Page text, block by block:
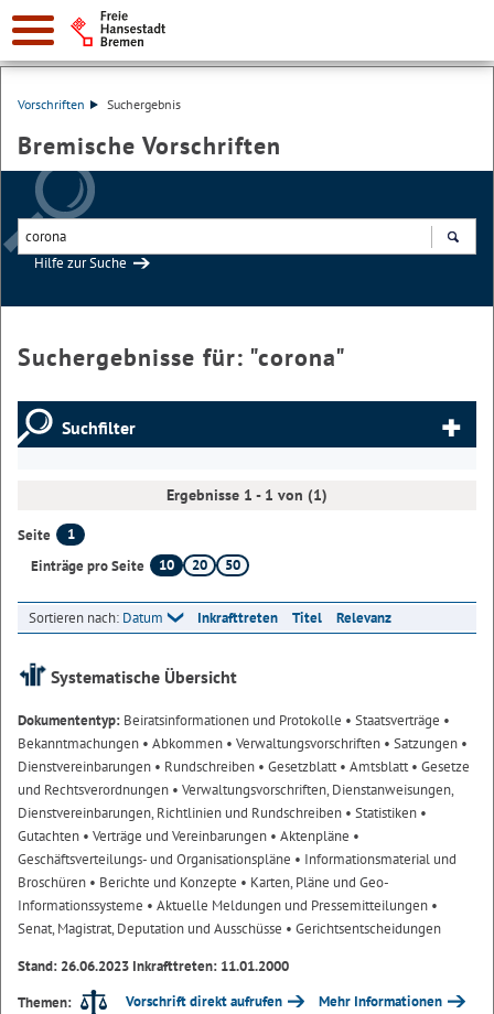
Vorschriften Suchergebnis
Bremische Vorschriften
Hilfe zur Suche
Suchergebnisse für: "corona"
Suchfilter
Ergebnisse 1 - 1 von (1)
Seite
1
Einträge pro Seite
10 20 50
Sortieren nach: Datum Inkrafttreten Titel Relevanz
Systematische Übersicht
Dokumententyp: Beiratsinformationen und Protokolle • Staatsverträge •
Bekanntmachungen • Abkommen • Verwaltungsvorschriften • Satzungen •
Dienstvereinbarungen • Rundschreiben • Gesetzblatt• Amtsblatt• Gesetze
und Rechtsverordnungen • Verwaltungsvorschriften, Dienstanweisungen,
Dienstvereinbarungen, Richtlinien und Rundschreiben • Statistiken •
Gutachten • Verträge und Vereinbarungen • Aktenpläne •
Geschäftsverteilungs- und Organisationspläne • Informationsmaterial und
Broschüren • Berichte und Konzepte • Karten, Pläne und Geo-
Informationssysteme • Aktuelle Meldungen und Pressemitteilungen •
Senat, Magistrat, Deputation und Ausschüsse • Gerichtsentscheidungen
Stand: 26.06.2023 Inkrafttreten: 11.01.2000
Themen:
Vorschrift direkt aufrufen Mehr Informationen